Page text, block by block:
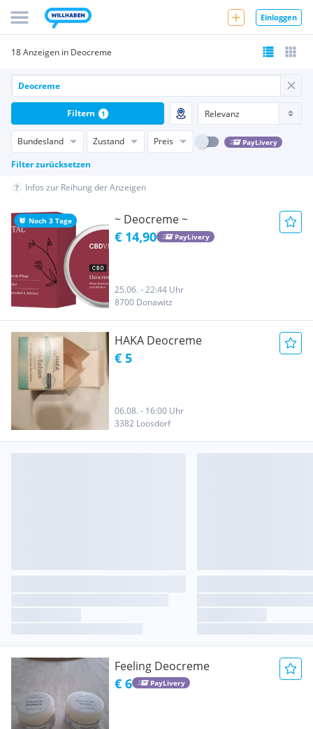
Einloggen
18 Anzeigen in Deocreme
Bundesland Zustand Preis PayLivery
Filter zurücksetzen
Filtern 1
Infos zur Reihung der Anzeigen
Noch 3 Tage ~ Deocreme ~
€ 14,90 PayLivery
25.06. - 22:44 Uhr
8700 Donawitz
HAKA Deocreme
€ 5
06.08. - 16:00 Uhr
3382 Loosdorf
Feeling Deocreme
€ 6 PayLivery